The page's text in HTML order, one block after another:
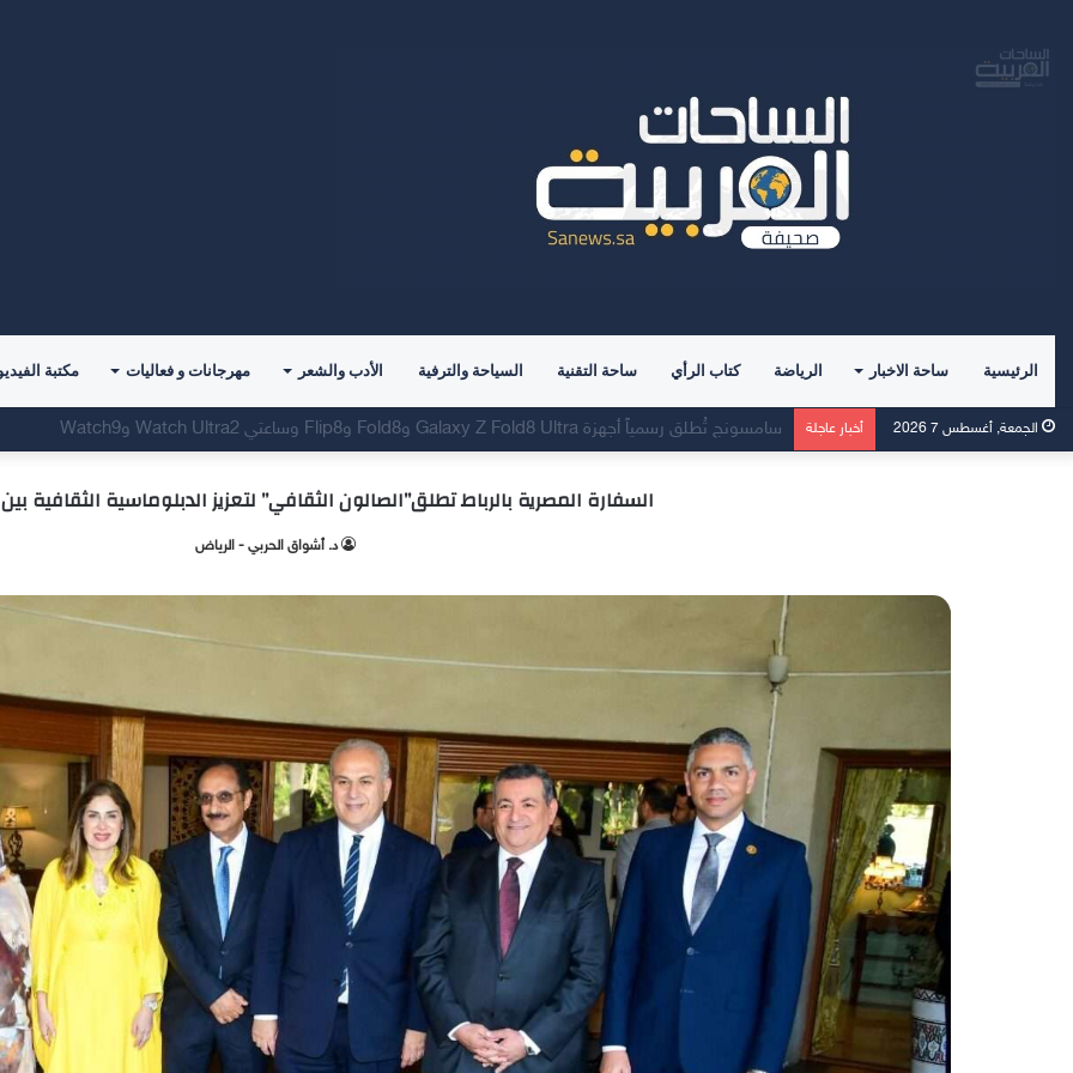
الرئيسية ساحة الاخبار الرياضة كتاب الرأي ساحة التقنية السياحة والترفية الأدب والشعر مهرجانات و فعاليات مكتبة
الجمعة, أغسطس 7 2026 أخبار عاجلة وسط إقبالٍ غير مسبوق، جهاز Galaxy Z Fold8 من سامسونج يحطم الأرقام القياسية للطلبات المسبقة
السفارة المصرية بالرباط تطلق”الصالون الثقافي” لتعزيز الدبلوماسية الثقافية
د. أشواق الحربي - الرياض